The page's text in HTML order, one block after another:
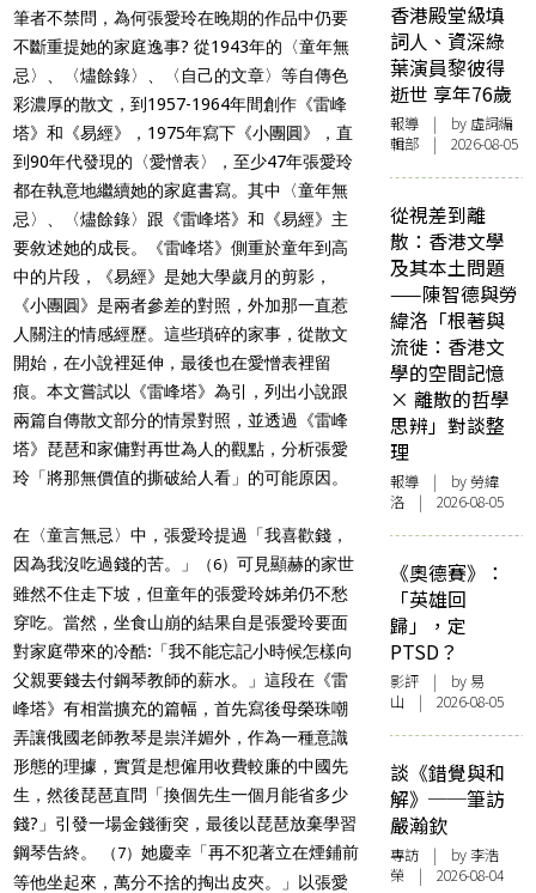
筆者不禁問，為何張愛玲在晚期的作品中仍要
不斷重提她的家庭逸事? 從1943年的〈童年無
忌〉、〈燼餘錄〉、〈自己的文章〉等自傳色
彩濃厚的散文，到1957-1964年間創作《雷峰
塔》和《易經》，1975年寫下《小團圓》，直
到90年代發現的〈愛憎表〉，至少47年張愛玲
都在執意地繼續她的家庭書寫。其中〈童年無
忌〉、〈燼餘錄〉跟《雷峰塔》和《易經》主
要敘述她的成長。《雷峰塔》側重於童年到高
中的片段，《易經》是她大學歲月的剪影，
《小團圓》是兩者參差的對照，外加那一直惹
人關注的情感經歷。這些瑣碎的家事，從散文
開始，在小說裡延伸，最後也在愛憎表裡留
痕。本文嘗試以《雷峰塔》為引，列出小說跟
兩篇自傳散文部分的情景對照，並透過《雷峰
塔》琵琶和家傭對再世為人的觀點，分析張愛
玲「將那無價值的撕破給人看」的可能原因。
在〈童言無忌〉中，張愛玲提過「我喜歡錢，
因為我沒吃過錢的苦。」
（6）可見顯赫的家世
雖然不住走下坡，但童年的張愛玲姊弟仍不愁
穿吃。當然，坐食山崩的結果自是張愛玲要面
對家庭帶來的冷酷:「我不能忘記小時候怎樣向
父親要錢去付鋼琴教師的薪水。」這段在《雷
峰塔》有相當擴充的篇幅，首先寫後母榮珠嘲
弄讓俄國老師教琴是祟洋媚外，作為一種意識
形態的理據，實質是想僱用收費較廉的中國先
生，然後琵琶直問「換個先生一個月能省多少
錢?」引發一場金錢衝突，最後以琵琶放棄學習
鋼琴告終。
（7）她慶幸「再不犯著立在煙鋪前
等他坐起來，萬分不捨的掏出皮夾。」以張愛
香港殿堂級填
詞人、資深綠
葉演員黎彼得
逝世 享年76歲
報導 | by 虛詞編
輯部 | 2026-08-05
從視差到離
散：香港文學
及其本土問題
——陳智德與勞
緯洛「根著與
流徙：香港文
學的空間記憶
× 離散的哲學
思辨」對談整
理
報導 | by 勞緯
洛 | 2026-08-05
《奧德賽》：
「英雄回
歸」，定
PTSD？
影評 | by 易
山 | 2026-08-05
談《錯覺與和
解》──筆訪
嚴瀚欽
專訪 | by 李浩
榮 | 2026-08-04